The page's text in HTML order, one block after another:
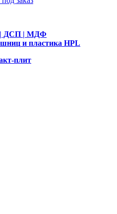
| ДСП | МДФ
и пластика HPL
плит